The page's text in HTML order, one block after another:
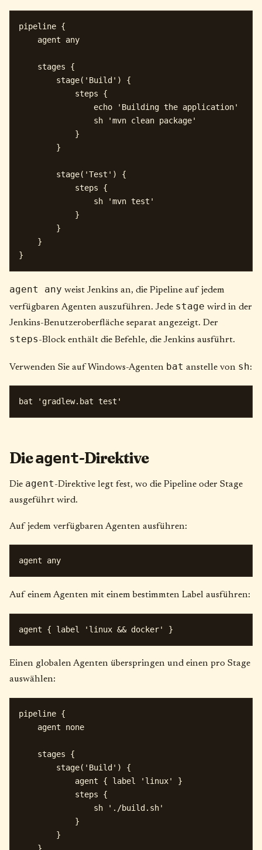
pipeline {
    agent any
    stages {
        stage('Build') {
            steps {
                echo 'Building the application'
                sh 'mvn clean package'
            }
        }
        stage('Test') {
            steps {
                sh 'mvn test'
            }
        }
    }
agent any weist Jenkins an, die Pipeline auf jedem
verfügbaren Agenten auszuführen. Jede stage wird in der
Jenkins-Benutzeroberfläche separat angezeigt. Der
steps-Block enthält die Befehle, die Jenkins ausführt.
Verwenden Sie auf Windows-Agenten bat anstelle von sh:
Dieagent-Direktive
Die agent-Direktive legt fest, wo die Pipeline oder Stage
ausgeführt wird.
Auf jedem verfügbaren Agenten ausführen:
Auf einem Agenten mit einem bestimmten Label ausführen:
Einen globalen Agenten überspringen und einen pro Stage
auswählen:
pipeline {
    agent none
    stages {
        stage('Build') {
            agent { label 'linux' }
            steps {
                sh './build.sh'
            }
        }